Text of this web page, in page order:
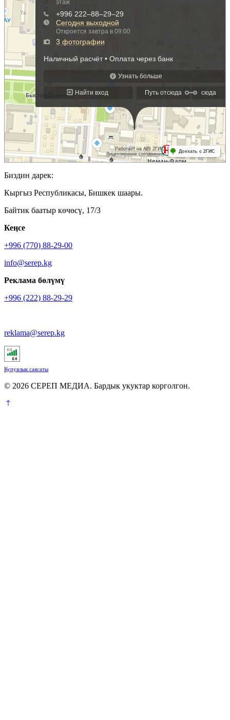
Биздин дарек:
Кыргыз Республикасы, Бишкек шаары.
Байтик баатыр көчөсү, 17/3
Кеӊсе
+996 (770) 88-29-00
info@serep.kg
Реклама бөлүмү
+996 (222) 88-29-29
reklama@serep.kg
Купуялык саясаты
© 2026 СЕРЕП МЕДИА. Бардык укуктар корголгон.